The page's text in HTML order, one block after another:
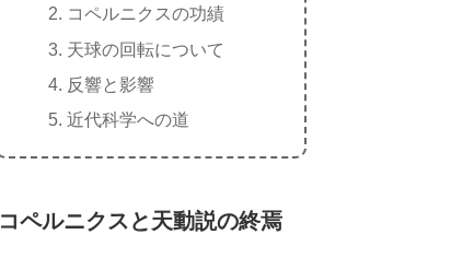
コペルニクスの功績
天球の回転について
反響と影響
近代科学への道
コペルニクスと天動説の終焉